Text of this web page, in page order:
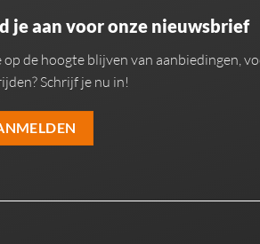
je aan voor onze nieuwsbrief
op de hoogte blijven van aanbiedingen,
Schrijf je nu in!